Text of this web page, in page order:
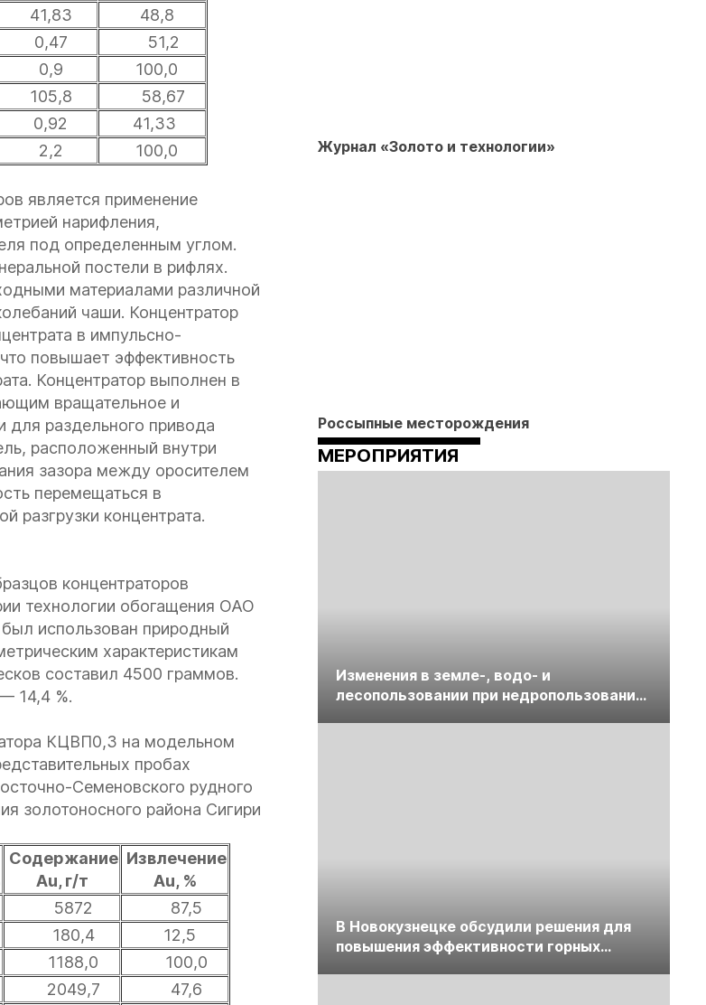
41,83
48,8
0,47
51,2
0,9
100,0
105,8
58,67
0,92
41,33
2,2
100,0
является применение
нарифления,
под определенным углом.
постели в рифлях.
материалами различной
чаши. Концентратор
в импульсно-
повышает эффективность
Концентратор выполнен в
вращательное и
для раздельного привода
расположенный внутри
зазора между оросителем
перемещаться в
разгрузки концентрата.
концентраторов
технологии обогащения ОАО
использован природный
характеристикам
составил 4500 граммов.
14,4 %.
КЦВП0,3 на модельном
пробах
Семеновского рудного
золотоносного района Сигири
Содержание
Au, г/т
Извлечение
Au, %
5872
87,5
180,4
12,5
1188,0 100,0
2049,7 47,6
Журнал «Золото и технологии»
Россыпные месторождения
МЕРОПРИЯТИЯ
Изменения в земле-, водо- и
лесопользовании при недропользовании
В Новокузнецке обсудили решения для
повышения эффективности горных